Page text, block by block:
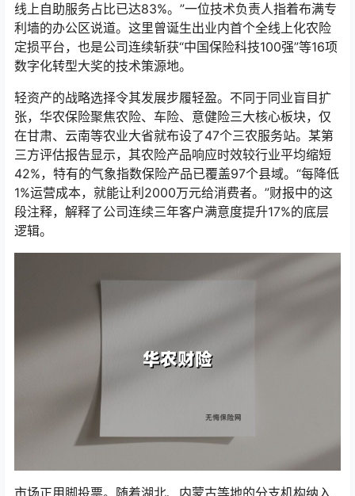
线上自助服务占比已达83%。”一位技术负责人指着布满专
利墙的办公区说道。这里曾诞生出业内首个全线上化农险
定损平台，也是公司连续斩获“中国保险科技100强”等16项
数字化转型大奖的技术策源地。
轻资产的战略选择令其发展步履轻盈。不同于同业盲目扩
张，华农保险聚焦农险、车险、意健险三大核心板块，仅
在甘肃、云南等农业大省就布设了47个三农服务站。某第
三方评估报告显示，其农险产品响应时效较行业平均缩短
42%，特有的气象指数保险产品已覆盖97个县域。“每降低
1%运营成本，就能让利2000万元给消费者。”财报中的这
段注释，解释了公司连续三年客户满意度提升17%的底层
逻辑。
市场正用脚投票。随着湖北、内蒙古等地的分支机构纳入